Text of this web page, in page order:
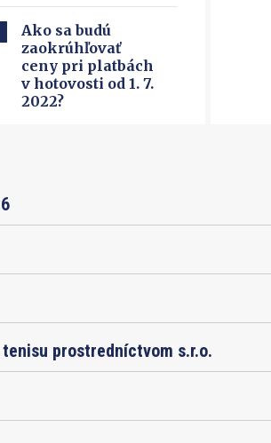
Ako sa budú
zaokrúhľovať
ceny pri platbách
v hotovosti od 1. 7.
2022?
prostredníctvom s.r.o.